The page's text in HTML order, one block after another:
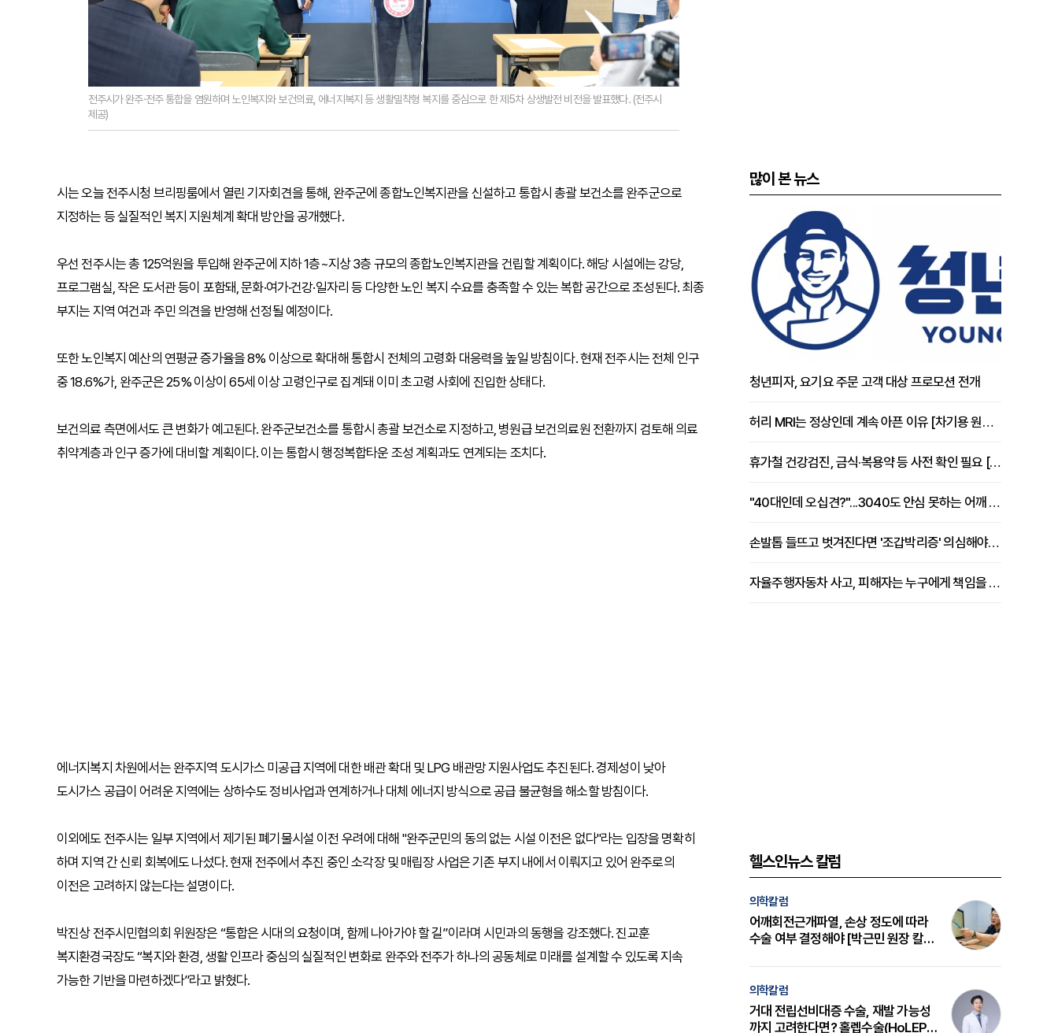
전주시가 완주·전주 통합을 염원하며 노인복지와 보건의료, 에너지복지 등 생활밀착형 복지를 중심으로 한 제5차 상생발전 비전을 발표했다. (전주시
제공)
시는 오늘 전주시청 브리핑룸에서 열린 기자회견을 통해, 완주군에 종합노인복지관을 신설하고 통합시 총괄 보건소를 완주군으로
지정하는 등 실질적인 복지 지원체계 확대 방안을 공개했다.
우선 전주시는 총 125억원을 투입해 완주군에 지하 1층~지상 3층 규모의 종합노인복지관을 건립할 계획이다. 해당 시설에는 강당,
프로그램실, 작은 도서관 등이 포함돼, 문화·여가·건강·일자리 등 다양한 노인 복지 수요를 충족할 수 있는 복합 공간으로 조성된다. 최종
부지는 지역 여건과 주민 의견을 반영해 선정될 예정이다.
또한 노인복지 예산의 연평균 증가율을 8% 이상으로 확대해 통합시 전체의 고령화 대응력을 높일 방침이다. 현재 전주시는 전체 인구
중 18.6%가, 완주군은 25% 이상이 65세 이상 고령인구로 집계돼 이미 초고령 사회에 진입한 상태다.
보건의료 측면에서도 큰 변화가 예고된다. 완주군보건소를 통합시 총괄 보건소로 지정하고, 병원급 보건의료원 전환까지 검토해 의료
취약계층과 인구 증가에 대비할 계획이다. 이는 통합시 행정복합타운 조성 계획과도 연계되는 조치다.
에너지복지 차원에서는 완주지역 도시가스 미공급 지역에 대한 배관 확대 및 LPG 배관망 지원사업도 추진된다. 경제성이 낮아
도시가스 공급이 어려운 지역에는 상하수도 정비사업과 연계하거나 대체 에너지 방식으로 공급 불균형을 해소할 방침이다.
이외에도 전주시는 일부 지역에서 제기된 폐기물시설 이전 우려에 대해 "완주군민의 동의 없는 시설 이전은 없다"라는 입장을 명확히
하며 지역 간 신뢰 회복에도 나섰다. 현재 전주에서 추진 중인 소각장 및 매립장 사업은 기존 부지 내에서 이뤄지고 있어 완주로의
이전은 고려하지 않는다는 설명이다.
박진상 전주시민협의회 위원장은 “통합은 시대의 요청이며, 함께 나아가야 할 길”이라며 시민과의 동행을 강조했다. 진교훈
복지환경국장도 “복지와 환경, 생활 인프라 중심의 실질적인 변화로 완주와 전주가 하나의 공동체로 미래를 설계할 수 있도록 지속
가능한 기반을 마련하겠다”라고 밝혔다.
많이 본 뉴스
청년피자, 요기요 주문 고객 대상 프로모션 전개
허리 MRI는 정상인데 계속 아픈 이유 [차기용 원장 칼럼]
휴가철 건강검진, 금식·복용약 등 사전 확인 필요 [정도감 원장 칼럼]
"40대인데 오십견?"...3040도 안심 못하는 어깨 유착성 관절낭염
손발톱 들뜨고 벗겨진다면 '조갑박리증' 의심해야 [김철윤 원장 칼럼]
자율주행자동차 사고, 피해자는 누구에게 책임을 물을 수 있을까
헬스인뉴스 칼럼
의학칼럼
어깨회전근개파열, 손상 정도에 따라
수술 여부 결정해야 [박근민 원장 칼
의학칼럼
거대 전립선비대증 수술, 재발 가능성
까지 고려한다면? 홀렙수술(HoLEP)